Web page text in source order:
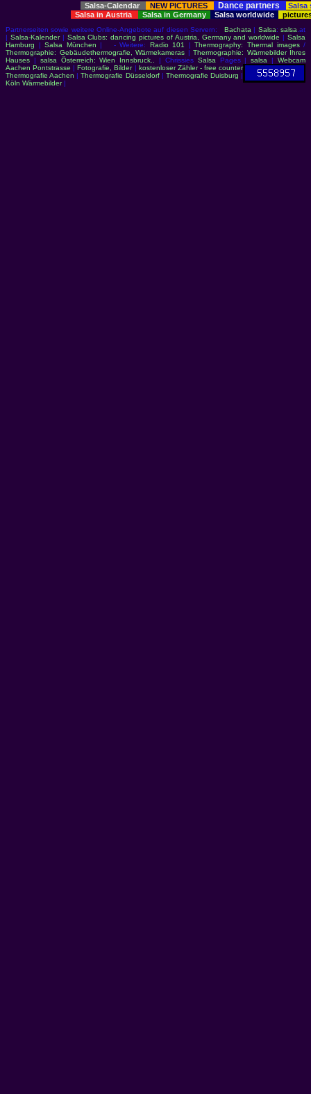
Salsa-Calendar NEW PICTURES Dance partners
Salsa
Salsa in Austria
Salsa in Germany Salsa worldwide
Partnerseiten sowie weitere Online-Angebote auf diesen Servern: Bachata | Salsa:salsa .at
| Salsa-Kalender| Salsa Clubs: dancing pictures of Austria, Germany and worldwide |Salsa
Hamburg |Salsa München | - Weitere: Radio 101 |Thermography: Thermal images/
Thermographie: Gebäudethermografie, Wärmekameras | Thermographie: Wärmebilder Ihres
Hauses | salsa Österreich: Wien Innsbruck.. | Chrissies Salsa Pages |salsa |Webcam
Aachen Pontstrasse |Fotografie, Bilder| kostenloser Zähler - free counter
Thermografie Aachen |Thermografie Düsseldorf| Thermografie Duisburg |
Köln Wärmebilder|